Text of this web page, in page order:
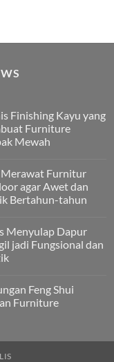
Finishing Kayu yang
Furniture
Mewah
Merawat Furnitur
agar Awet dan
Bertahun-tahun
Menyulap Dapur
jadi Fungsional dan
Feng Shui
Furniture